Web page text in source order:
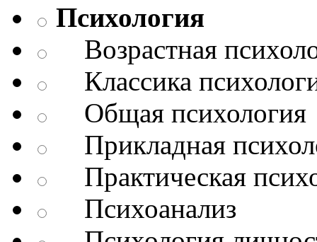
Психология
Возрастная
Классика
Общая психология
Прикладная
Практическая
Психоанализ